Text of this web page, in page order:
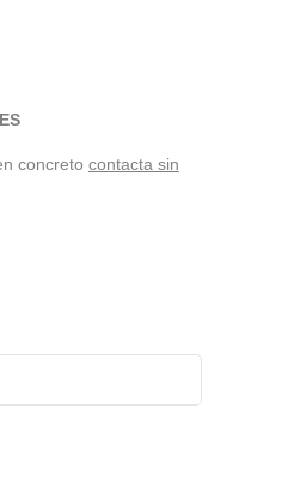
concreto contacta sin